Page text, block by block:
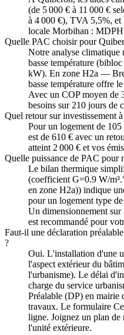
(de 5 000 € à 11 000 €
à 4 000 €), TVA 5,5%,
locale Morbihan :
Quelle PAC choisir pour
Notre analyse climatique
basse température
kW). En zone H2a —
basse température offre
Avec un COP moyen de
besoins sur 210 jours de
Quel retour sur investissement
Pour un logement de
est de 610 € avec un
atteint 2 000 € et vos
Quelle puissance de PAC pour
Le bilan thermique
(coefficient G=0.9 W/
en zone H2a)) indique
pour un logement type
Un dimensionnement
est recommandé pour
Faut-il une déclaration
?
Oui. L'installation d'une
l'aspect extérieur du
l'urbanisme). Le délai
charge du service
Préalable (DP) en mairie
travaux. Le formulaire
ligne. Joignez un plan de
l'unité extérieure.